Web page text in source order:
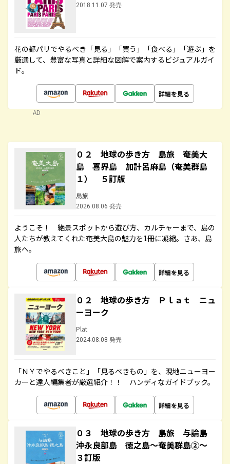
2018.11.07 発売
花の都パリでやるべき「見る」「買う」「食べる」「遊ぶ」を
厳選して、豊富な写真と詳細な図解で案内するビジュアルガイ
ド。
詳細を見る
AD
０２ 地球の歩き方 島旅 奄美大
島 喜界島 加計呂麻島（奄美群島
１） ５訂版
島旅
2026.08.06 発売
ようこそ！ 絶景スポットから遊び方、カルチャーまで、島の
人たちが教えてくれた奄美大島の魅力を1冊に凝縮。さあ、島
旅へ。
詳細を見る
０２ 地球の歩き方 Ｐｌａｔ ニュ
ーヨーク
Plat
2024.08.08 発売
「ＮＹでやるべきこと」「見るべきもの」を、現地ニューヨー
カーと達人編集者が厳選紹介！！ ハンディなガイドブック。
詳細を見る
０３ 地球の歩き方 島旅 与論島
沖永良部島 徳之島～奄美群島②～
３訂版